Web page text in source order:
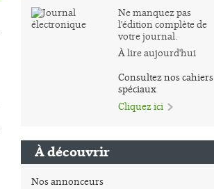
Ne manquez pas
l'édition complète de
votre journal.
À lire aujourd'hui
Consultez nos cahiers
spéciaux
Cliquez ici
À découvrir
Nos annonceurs